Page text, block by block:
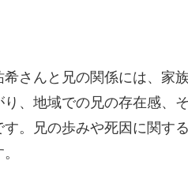
希さんと兄の関係には、家
り、地域での兄の存在感、
す。兄の歩みや死因に関す